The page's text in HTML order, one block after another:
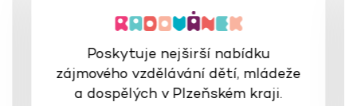
Poskytuje nejširší nabídku
zájmového vzdělávání dětí, mládeže
a dospělých v Plzeňském kraji.